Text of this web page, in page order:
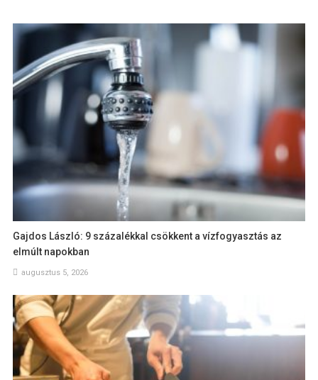
Gajdos László: 9 százalékkal csökkent a vízfogyasztás az
elmúlt napokban
augusztus 5, 2026